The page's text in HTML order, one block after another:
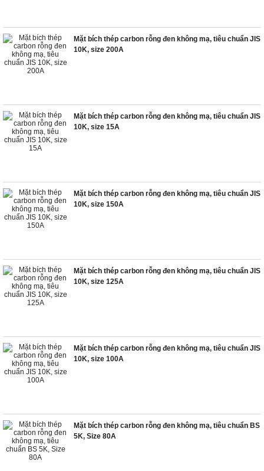
Mặt bích thép carbon rỗng đen không mạ, tiêu chuẩn JIS
10K, size 200A
Mặt bích thép carbon rỗng đen không mạ, tiêu chuẩn JIS
10K, size 15A
Mặt bích thép carbon rỗng đen không mạ, tiêu chuẩn JIS
10K, size 150A
Mặt bích thép carbon rỗng đen không mạ, tiêu chuẩn JIS
10K, size 125A
Mặt bích thép carbon rỗng đen không mạ, tiêu chuẩn JIS
10K, size 100A
Mặt bích thép carbon rỗng đen không mạ, tiêu chuẩn BS
5K, Size 80A